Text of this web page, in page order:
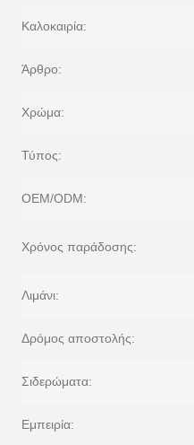
Καλοκαιρία:
Άρθρο:
Χρώμα:
Τύπος:
OEM/ODM:
Χρόνος παράδοσης:
Λιμάνι:
Δρόμος αποστολής:
Σιδερώματα:
Εμπειρία: